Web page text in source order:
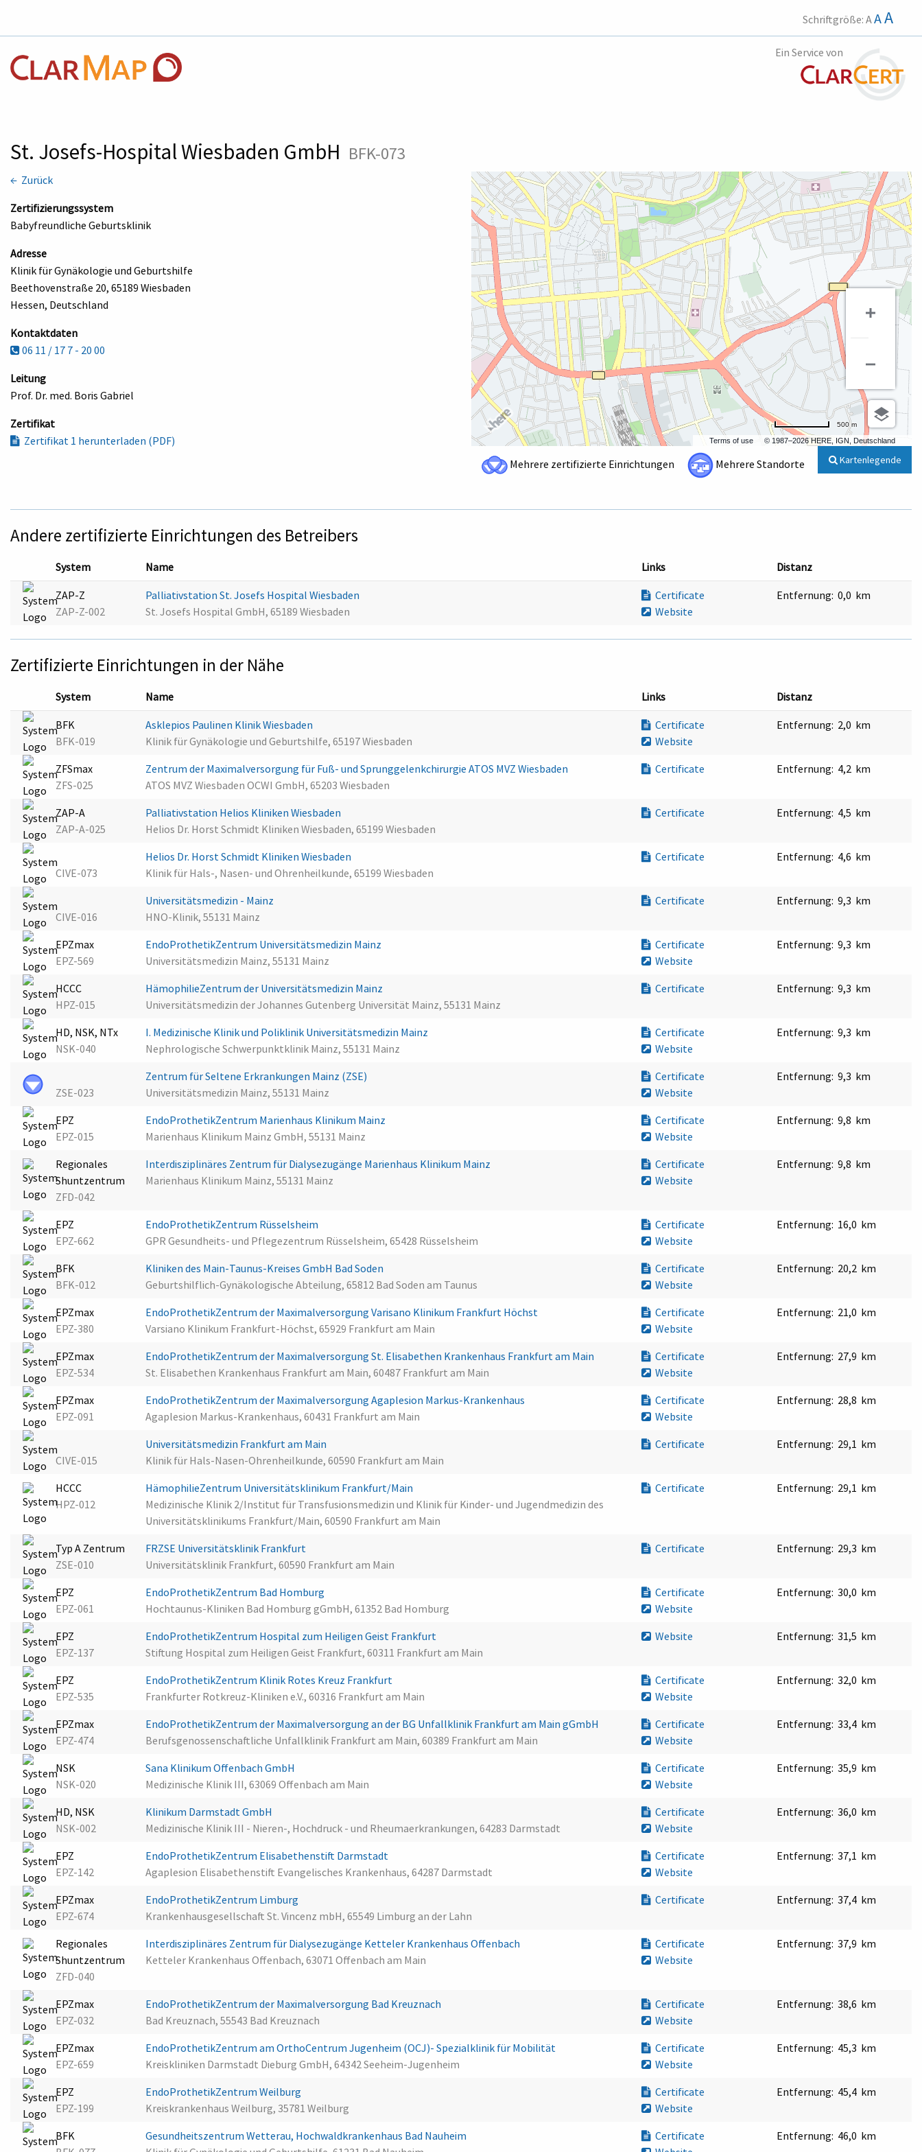
Schriftgröße: AAA
Ein Service von
St. Josefs-Hospital Wiesbaden GmbH BFK-073
← Zurück
Zertifizierungssystem
Babyfreundliche Geburtsklinik
Adresse
Klinik für Gynäkologie und Geburtshilfe
Beethovenstraße 20, 65189 Wiesbaden
Hessen, Deutschland
Kontaktdaten
06 11 / 17 7 - 20 00
Leitung
Prof. Dr. med. Boris Gabriel
Zertifikat
Zertifikat 1 herunterladen (PDF)
Terms of use © 1987–2026 HERE, IGN, Deutschland
500 m
Mehrere zertifizierte Einrichtungen Mehrere Standorte Kartenlegende
Andere zertifizierte Einrichtungen des Betreibers
System Name Links Distanz
ZAP-Z
ZAP-Z-002
Palliativstation St. Josefs Hospital Wiesbaden
St. Josefs Hospital GmbH, 65189 Wiesbaden
Certificate
Website
Entfernung: 0,0 km
Zertifizierte Einrichtungen in der Nähe
System Name Links Distanz
BFK
BFK-019
Asklepios Paulinen Klinik Wiesbaden
Klinik für Gynäkologie und Geburtshilfe, 65197 Wiesbaden
Certificate
Website
Entfernung: 2,0 km
ZFSmax
ZFS-025
Zentrum der Maximalversorgung für Fuß- und Sprunggelenkchirurgie ATOS MVZ Wiesbaden
ATOS MVZ Wiesbaden OCWI GmbH, 65203 Wiesbaden
Certificate Entfernung: 4,2 km
ZAP-A
ZAP-A-025
Palliativstation Helios Kliniken Wiesbaden
Helios Dr. Horst Schmidt Kliniken Wiesbaden, 65199 Wiesbaden
Certificate Entfernung: 4,5 km
CIVE-073
Helios Dr. Horst Schmidt Kliniken Wiesbaden
Klinik für Hals-, Nasen- und Ohrenheilkunde, 65199 Wiesbaden
Certificate Entfernung: 4,6 km
CIVE-016
Universitätsmedizin - Mainz
HNO-Klinik, 55131 Mainz
Certificate Entfernung: 9,3 km
EPZmax
EPZ-569
EndoProthetikZentrum Universitätsmedizin Mainz
Universitätsmedizin Mainz, 55131 Mainz
Certificate
Website
Entfernung: 9,3 km
HCCC
HPZ-015
HämophilieZentrum der Universitätsmedizin Mainz
Universitätsmedizin der Johannes Gutenberg Universität Mainz, 55131 Mainz
Certificate Entfernung: 9,3 km
HD, NSK, NTx
NSK-040
I. Medizinische Klinik und Poliklinik Universitätsmedizin Mainz
Nephrologische Schwerpunktklinik Mainz, 55131 Mainz
Certificate
Website
Entfernung: 9,3 km
ZSE-023
Zentrum für Seltene Erkrankungen Mainz (ZSE)
Universitätsmedizin Mainz, 55131 Mainz
Certificate
Website
Entfernung: 9,3 km
EPZ
EPZ-015
EndoProthetikZentrum Marienhaus Klinikum Mainz
Marienhaus Klinikum Mainz GmbH, 55131 Mainz
Certificate
Website
Entfernung: 9,8 km
Regionales
Shuntzentrum
ZFD-042
Interdisziplinäres Zentrum für Dialysezugänge Marienhaus Klinikum Mainz
Marienhaus Klinikum Mainz, 55131 Mainz
Certificate
Website
Entfernung: 9,8 km
EPZ
EPZ-662
EndoProthetikZentrum Rüsselsheim
GPR Gesundheits- und Pflegezentrum Rüsselsheim, 65428 Rüsselsheim
Certificate
Website
Entfernung: 16,0 km
BFK
BFK-012
Kliniken des Main-Taunus-Kreises GmbH Bad Soden
Geburtshilflich-Gynäkologische Abteilung, 65812 Bad Soden am Taunus
Certificate
Website
Entfernung: 20,2 km
EPZmax
EPZ-380
EndoProthetikZentrum der Maximalversorgung Varisano Klinikum Frankfurt Höchst
Varsiano Klinikum Frankfurt-Höchst, 65929 Frankfurt am Main
Certificate
Website
Entfernung: 21,0 km
EPZmax
EPZ-534
EndoProthetikZentrum der Maximalversorgung St. Elisabethen Krankenhaus Frankfurt am Main
St. Elisabethen Krankenhaus Frankfurt am Main, 60487 Frankfurt am Main
Certificate
Website
Entfernung: 27,9 km
EPZmax
EPZ-091
EndoProthetikZentrum der Maximalversorgung Agaplesion Markus-Krankenhaus
Agaplesion Markus-Krankenhaus, 60431 Frankfurt am Main
Certificate
Website
Entfernung: 28,8 km
CIVE-015
Universitätsmedizin Frankfurt am Main
Klinik für Hals-Nasen-Ohrenheilkunde, 60590 Frankfurt am Main
Certificate Entfernung: 29,1 km
HCCC
HPZ-012
HämophilieZentrum Universitätsklinikum Frankfurt/Main
Medizinische Klinik 2/Institut für Transfusionsmedizin und Klinik für Kinder- und Jugendmedizin des
Universitätsklinikums Frankfurt/Main, 60590 Frankfurt am Main
Certificate Entfernung: 29,1 km
Typ A Zentrum
ZSE-010
FRZSE Universitätsklinik Frankfurt
Universitätsklinik Frankfurt, 60590 Frankfurt am Main
Certificate Entfernung: 29,3 km
EPZ
EPZ-061
EndoProthetikZentrum Bad Homburg
Hochtaunus-Kliniken Bad Homburg gGmbH, 61352 Bad Homburg
Certificate
Website
Entfernung: 30,0 km
EPZ
EPZ-137
EndoProthetikZentrum Hospital zum Heiligen Geist Frankfurt
Stiftung Hospital zum Heiligen Geist Frankfurt, 60311 Frankfurt am Main
Website Entfernung: 31,5 km
EPZ
EPZ-535
EndoProthetikZentrum Klinik Rotes Kreuz Frankfurt
Frankfurter Rotkreuz-Kliniken e.V., 60316 Frankfurt am Main
Certificate
Website
Entfernung: 32,0 km
EPZmax
EPZ-474
EndoProthetikZentrum der Maximalversorgung an der BG Unfallklinik Frankfurt am Main gGmbH
Berufsgenossenschaftliche Unfallklinik Frankfurt am Main, 60389 Frankfurt am Main
Certificate
Website
Entfernung: 33,4 km
NSK
NSK-020
Sana Klinikum Offenbach GmbH
Medizinische Klinik III, 63069 Offenbach am Main
Certificate
Website
Entfernung: 35,9 km
HD, NSK
NSK-002
Klinikum Darmstadt GmbH
Medizinische Klinik III - Nieren-, Hochdruck - und Rheumaerkrankungen, 64283 Darmstadt
Certificate
Website
Entfernung: 36,0 km
EPZ
EPZ-142
EndoProthetikZentrum Elisabethenstift Darmstadt
Agaplesion Elisabethenstift Evangelisches Krankenhaus, 64287 Darmstadt
Certificate
Website
Entfernung: 37,1 km
EPZmax
EPZ-674
EndoProthetikZentrum Limburg
Krankenhausgesellschaft St. Vincenz mbH, 65549 Limburg an der Lahn
Certificate Entfernung: 37,4 km
Regionales
Shuntzentrum
ZFD-040
Interdisziplinäres Zentrum für Dialysezugänge Ketteler Krankenhaus Offenbach
Ketteler Krankenhaus Offenbach, 63071 Offenbach am Main
Certificate
Website
Entfernung: 37,9 km
EPZmax
EPZ-032
EndoProthetikZentrum der Maximalversorgung Bad Kreuznach
Bad Kreuznach, 55543 Bad Kreuznach
Certificate
Website
Entfernung: 38,6 km
EPZmax
EPZ-659
EndoProthetikZentrum am OrthoCentrum Jugenheim (OCJ)- Spezialklinik für Mobilität
Kreiskliniken Darmstadt Dieburg GmbH, 64342 Seeheim-Jugenheim
Certificate
Website
Entfernung: 45,3 km
EPZ
EPZ-199
EndoProthetikZentrum Weilburg
Kreiskrankenhaus Weilburg, 35781 Weilburg
Certificate
Website
Entfernung: 45,4 km
BFK
Gesundheitszentrum Wetterau, Hochwaldkrankenhaus Bad Nauheim
Certificate
Entfernung: 46,0 km